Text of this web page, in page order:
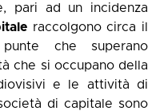
pari ad un incidenza
raccolgono circa il
che superano
che si occupano della
e le attività di
di capitale sono